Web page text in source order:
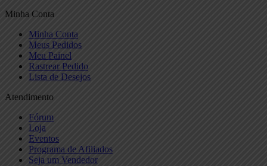
Minha Conta
Minha Conta
Meus Pedidos
Meu Painel
Rastrear Pedido
Lista de Desejos
Atendimento
Fórum
Loja
Eventos
Programa de Afiliados
Seja um Vendedor